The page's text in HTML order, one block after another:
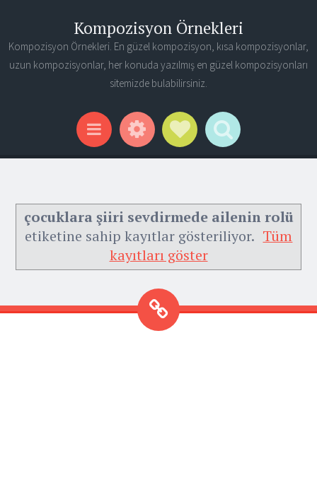
Kompozisyon Örnekleri
Kompozisyon Örnekleri. En güzel kompozisyon, kısa kompozisyonlar,
uzun kompozisyonlar, her konuda yazılmış en güzel kompozisyonları
sitemizde bulabilirsiniz.
Menu WidgetsSocial Links
Search
çocuklara şiiri sevdirmede ailenin rolü
etiketine sahip kayıtlar gösteriliyor. Tüm
kayıtları göster